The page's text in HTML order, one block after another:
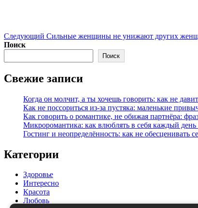
Следующий Сильные женщины не унижают других
Поиск
Поиск
Свежие записи
Когда он молчит, а ты хочешь говорить: как не
Как не поссориться из‑за пустяка: маленькие
Как говорить о романтике, не обижая партнёра:
Микроромантика: как влюблять в себя каждый день
Гостинг и неопределённость: как не обесценивать
Категории
Здоровье
Интересно
Красота
Любовь